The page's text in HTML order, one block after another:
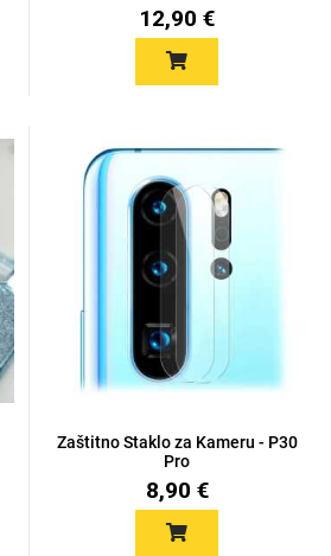
12,90 €
Zaštitno Staklo za Kameru - P30
Pro
8,90 €